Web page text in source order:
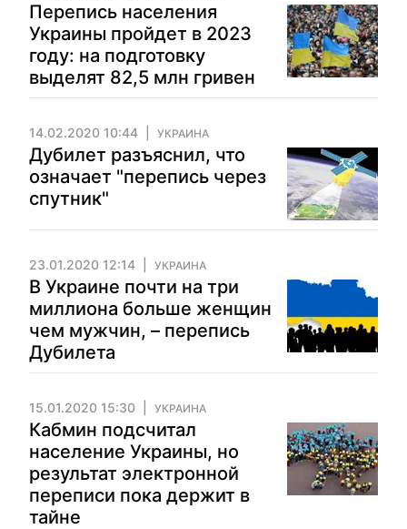
Перепись населения
Украины пройдет в 2023
году: на подготовку
выделят 82,5 млн гривен
14.02.2020 10:44 УКРАИНА
Дубилет разъяснил, что
означает "перепись через
спутник"
23.01.2020 12:14 УКРАИНА
В Украине почти на три
миллиона больше женщин
чем мужчин, – перепись
Дубилета
15.01.2020 15:30 УКРАИНА
Кабмин подсчитал
население Украины, но
результат электронной
переписи пока держит в
тайне